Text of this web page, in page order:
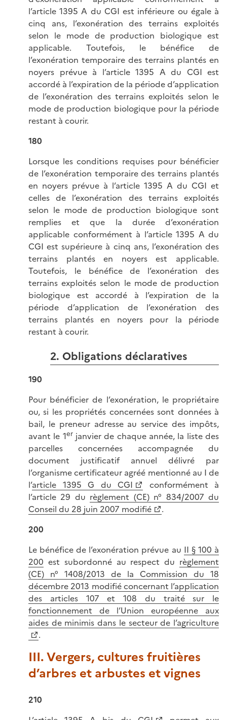
l’article 1395 A du CGI est inférieure ou égale à
cinq ans, l’exonération des terrains exploités
selon le mode de production biologique est
applicable. Toutefois, le bénéfice de
l’exonération temporaire des terrains plantés en
noyers prévue à l’article 1395 A du CGI est
accordé à l’expiration de la période d’application
de l’exonération des terrains exploités selon le
mode de production biologique pour la période
restant à courir.
180
Lorsque les conditions requises pour bénéficier
de l’exonération temporaire des terrains plantés
en noyers prévue à l’article 1395 A du CGI et
celles de l’exonération des terrains exploités
selon le mode de production biologique sont
remplies et que la durée d’exonération
applicable conformément à l’article 1395 A du
CGI est supérieure à cinq ans, l’exonération des
terrains plantés en noyers est applicable.
Toutefois, le bénéfice de l’exonération des
terrains exploités selon le mode de production
biologique est accordé à l’expiration de la
période d’application de l’exonération des
terrains plantés en noyers pour la période
restant à courir.
2. Obligations déclaratives
190
Pour bénéficier de l’exonération, le propriétaire
ou, si les propriétés concernées sont données à
bail, le preneur adresse au service des impôts,
avant le 1erjanvier de chaque année, la liste des
parcelles concernées accompagnée du
document justificatif annuel délivré par
l’organisme certificateur agréé mentionné au I de
l’article 1395 G du CGI
conformément à
l’article 29 du règlement (CE) n° 834/2007 du
Conseil du 28 juin 2007 modifié
.
200
Le bénéfice de l’exonération prévue au II § 100 à
200 est subordonné au respect du règlement
(CE) n° 1408/2013 de la Commission du 18
décembre 2013 modifié concernant l’application
des articles 107 et 108 du traité sur le
fonctionnement de l’Union européenne aux
aides de minimis dans le secteur de l’agriculture
.
III. Vergers, cultures fruitières
d’arbres et arbustes et vignes
210